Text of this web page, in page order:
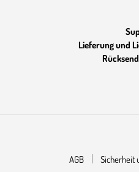
Lieferung und
AGB Sicherheit